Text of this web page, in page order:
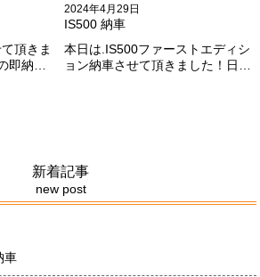
頂きま
即納車
2024年4月29日
IS500 納車
本日は.IS500ファーストエディシ
ョン納車させて頂きました！日本
絡ください！
新着記事
new post
車